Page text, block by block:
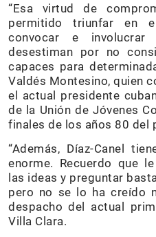
“Esa virtud de
permitido triunfar en
convocar e
desestiman por no
capaces para
Valdés Montesino, quien
el actual presidente
de la Unión de Jóvenes
finales de los años 80 del
“Además, Díaz-Canel
enorme. Recuerdo que
las ideas y preguntar
pero no se lo ha creído
despacho del actual
Villa Clara.